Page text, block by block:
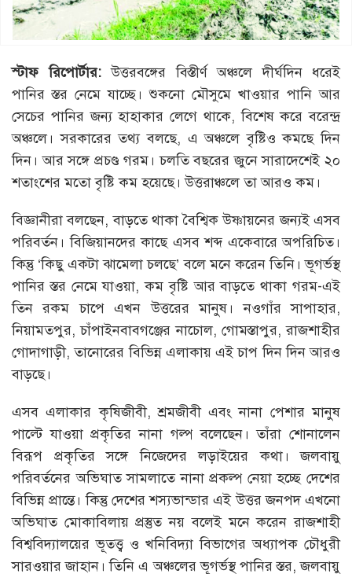
স্টাফ রিপোর্টার:উত্তরবঙ্গের বিস্তীর্ণ অঞ্চলে দীর্ঘদিন ধরেই
পানির স্তর নেমে যাচ্ছে। শুকনো মৌসুমে খাওয়ার পানি আর
সেচের পানির জন্য হাহাকার লেগে থাকে, বিশেষ করে বরেন্দ্র
অঞ্চলে। সরকারের তথ্য বলছে, এ অঞ্চলে বৃষ্টিও কমছে দিন
দিন। আর সঙ্গে প্রচণ্ড গরম। চলতি বছরের জুনে সারাদেশেই ২০
শতাংশের মতো বৃষ্টি কম হয়েছে। উত্তরাঞ্চলে তা আরও কম।
বিজ্ঞানীরা বলছেন, বাড়তে থাকা বৈশ্বিক উষ্ণায়নের জন্যই এসব
পরিবর্তন। বিজিয়ানদের কাছে এসব শব্দ একেবারে অপরিচিত।
কিন্তু ‘কিছু একটা ঝামেলা চলছে’ বলে মনে করেন তিনি। ভূগর্ভস্থ
পানির স্তর নেমে যাওয়া, কম বৃষ্টি আর বাড়তে থাকা গরম-এই
তিন রকম চাপে এখন উত্তরের মানুষ। নওগাঁর সাপাহার,
নিয়ামতপুর, চাঁপাইনবাবগঞ্জের নাচোল, গোমস্তাপুর, রাজশাহীর
গোদাগাড়ী, তানোরের বিভিন্ন এলাকায় এই চাপ দিন দিন আরও
বাড়ছে।
এসব এলাকার কৃষিজীবী, শ্রমজীবী এবং নানা পেশার মানুষ
পাল্টে যাওয়া প্রকৃতির নানা গল্প বলেছেন। তাঁরা শোনালেন
বিরূপ প্রকৃতির সঙ্গে নিজেদের লড়াইয়ের কথা। জলবায়ু
পরিবর্তনের অভিঘাত সামলাতে নানা প্রকল্প নেয়া হচ্ছে দেশের
বিভিন্ন প্রান্তে। কিন্তু দেশের শস্যভান্ডার এই উত্তর জনপদ এখনো
অভিঘাত মোকাবিলায় প্রস্তুত নয় বলেই মনে করেন রাজশাহী
বিশ্ববিদ্যালয়ের ভূতত্ত্ব ও খনিবিদ্যা বিভাগের অধ্যাপক চৌধুরী
সারওয়ার জাহান। তিনি এ অঞ্চলের ভূগর্ভস্থ পানির স্তর, জলবায়ু